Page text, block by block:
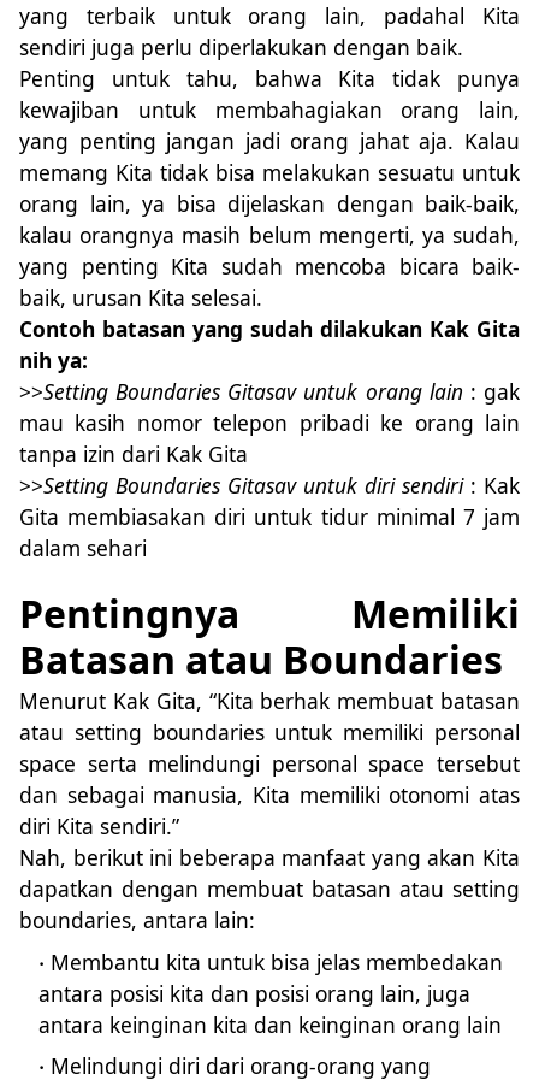
yang terbaik untuk orang lain, padahal Kita
sendiri juga perlu diperlakukan dengan baik.
Penting untuk tahu, bahwa Kita tidak punya
kewajiban untuk membahagiakan orang lain,
yang penting jangan jadi orang jahat aja. Kalau
memang Kita tidak bisa melakukan sesuatu untuk
orang lain, ya bisa dijelaskan dengan baik-baik,
kalau orangnya masih belum mengerti, ya sudah,
yang penting Kita sudah mencoba bicara baik-
baik, urusan Kita selesai.
Contoh batasan yang sudah dilakukan Kak Gita
nih ya:
>>Setting Boundaries Gitasav untuk orang lain : gak
mau kasih nomor telepon pribadi ke orang lain
tanpa izin dari Kak Gita
>>Setting Boundaries Gitasav untuk diri sendiri: Kak
Gita membiasakan diri untuk tidur minimal 7 jam
dalam sehari
Pentingnya Memiliki
Batasan atau Boundaries
Menurut Kak Gita, “Kita berhak membuat batasan
atau setting boundaries untuk memiliki personal
space serta melindungi personal space tersebut
dan sebagai manusia, Kita memiliki otonomi atas
diri Kita sendiri.”
Nah, berikut ini beberapa manfaat yang akan Kita
dapatkan dengan membuat batasan atau setting
boundaries, antara lain:
Membantu kita untuk bisa jelas membedakan
antara posisi kita dan posisi orang lain, juga
antara keinginan kita dan keinginan orang lain
Melindungi diri dari orang-orang yang